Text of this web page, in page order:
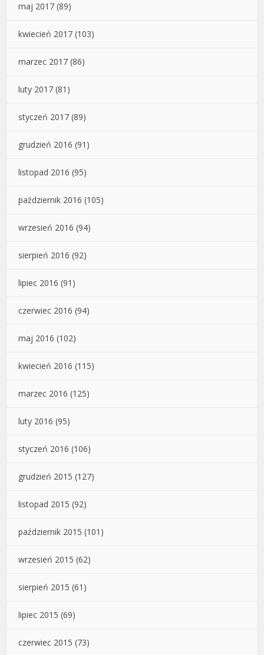
maj 2017 (89)
kwiecień 2017 (103)
marzec 2017 (86)
luty 2017 (81)
styczeń 2017 (89)
grudzień 2016 (91)
listopad 2016 (95)
październik 2016 (105)
wrzesień 2016 (94)
sierpień 2016 (92)
lipiec 2016 (91)
czerwiec 2016 (94)
maj 2016 (102)
kwiecień 2016 (115)
marzec 2016 (125)
luty 2016 (95)
styczeń 2016 (106)
grudzień 2015 (127)
listopad 2015 (92)
październik 2015 (101)
wrzesień 2015 (62)
sierpień 2015 (61)
lipiec 2015 (69)
czerwiec 2015 (73)